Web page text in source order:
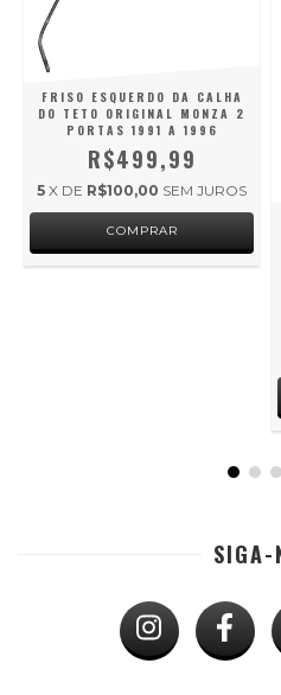
FRISO ESQUERDO DA CALHA
DO TETO ORIGINAL MONZA 2
PORTAS 1991 A 1996
R$499,99
5 X DE R$100,00 SEM JUROS
SIGA-